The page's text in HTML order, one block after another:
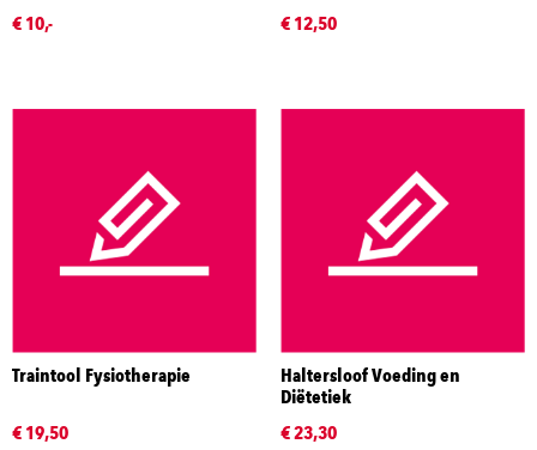
€ 10,-
€ 12,50
Traintool Fysiotherapie
€ 19,50
Haltersloof Voeding en
Diëtetiek
€ 23,30